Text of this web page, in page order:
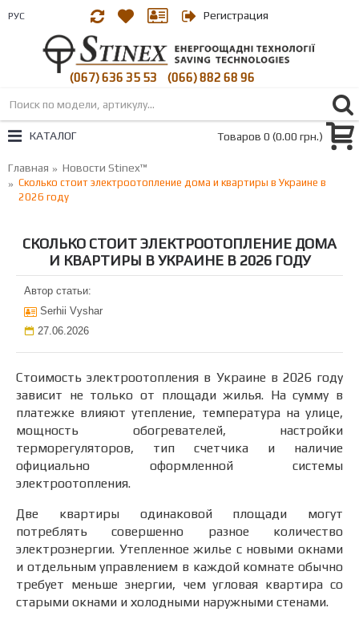
РУС Регистрация
(067) 636 35 53
(066) 882 68 96
Товаров 0 (0.00 грн.)
КАТАЛОГ
Главная Новости Stinex™
Сколько стоит электроотопление дома и квартиры в Украине в
2026 году
СКОЛЬКО СТОИТ ЭЛЕКТРООТОПЛЕНИЕ ДОМА
И КВАРТИРЫ В УКРАИНЕ В 2026 ГОДУ
Автор статьи:
Serhii Vyshar
27.06.2026
Стоимость электроотопления в Украине в 2026 году
зависит не только от площади жилья. На сумму в
платежке влияют утепление, температура на улице,
мощность обогревателей, настройки
терморегуляторов, тип счетчика и наличие
официально оформленной системы
электроотопления.
Две квартиры одинаковой площади могут
потреблять совершенно разное количество
электроэнергии. Утепленное жилье с новыми окнами
и отдельным управлением в каждой комнате обычно
требует меньше энергии, чем угловая квартира со
старыми окнами и холодными наружными стенами.